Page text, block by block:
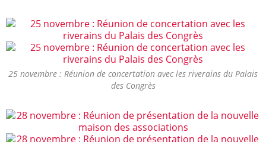
25 novembre : Réunion de concertation avec les riverains du Palais
des Congrès